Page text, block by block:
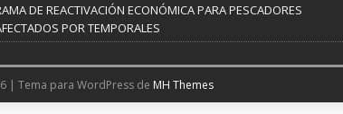
DE REACTIVACIÓN ECONÓMICA PARA PESCADORES
POR TEMPORALES
| Tema para WordPress de MH Themes